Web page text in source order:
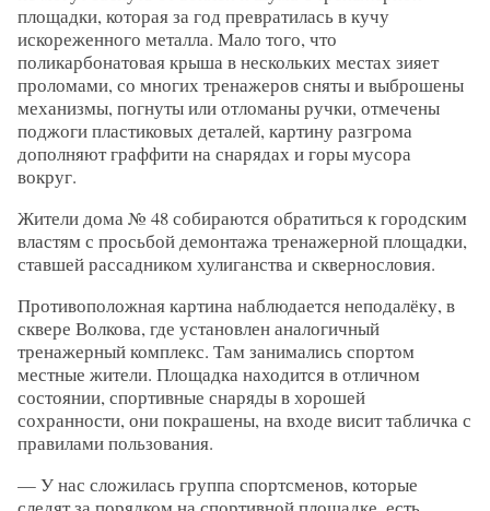
площадки, которая за год превратилась в кучу
искореженного металла. Мало того, что
поликарбонатовая крыша в нескольких местах зияет
проломами, со многих тренажеров сняты и выброшены
механизмы, погнуты или отломаны ручки, отмечены
поджоги пластиковых деталей, картину разгрома
дополняют граффити на снарядах и горы мусора
вокруг.
Жители дома № 48 собираются обратиться к городским
властям с просьбой демонтажа тренажерной площадки,
ставшей рассадником хулиганства и сквернословия.
Противоположная картина наблюдается неподалёку, в
сквере Волкова, где установлен аналогичный
тренажерный комплекс. Там занимались спортом
местные жители. Площадка находится в отличном
состоянии, спортивные снаряды в хорошей
сохранности, они покрашены, на входе висит табличка с
правилами пользования.
— У нас сложилась группа спортсменов, которые